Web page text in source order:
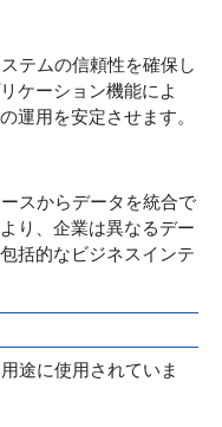
テムの信頼性を確保し
ケーション機能によ
運用を安定させます。
スからデータを統合で
り、企業は異なるデー
括的なビジネスインテ
途に使用されていま